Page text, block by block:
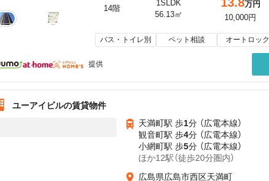
14階
1SLDK
56.13㎡
万円
10,000円
バス・トイレ別 ペット相談 オートロック
提供
ユーアイビルの賃貸物件
天満町駅 歩1分 （広電本線）
観音町駅 歩4分 （広電本線）
小網町駅 歩5分 （広電本線）
ほか12駅（徒歩20分圏内）
広島県広島市西区天満町